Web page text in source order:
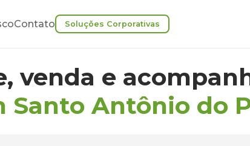
Contato Soluções Corporativas
venda e
Santo Antônio do